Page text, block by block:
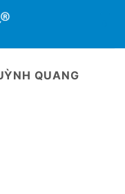
QUANG